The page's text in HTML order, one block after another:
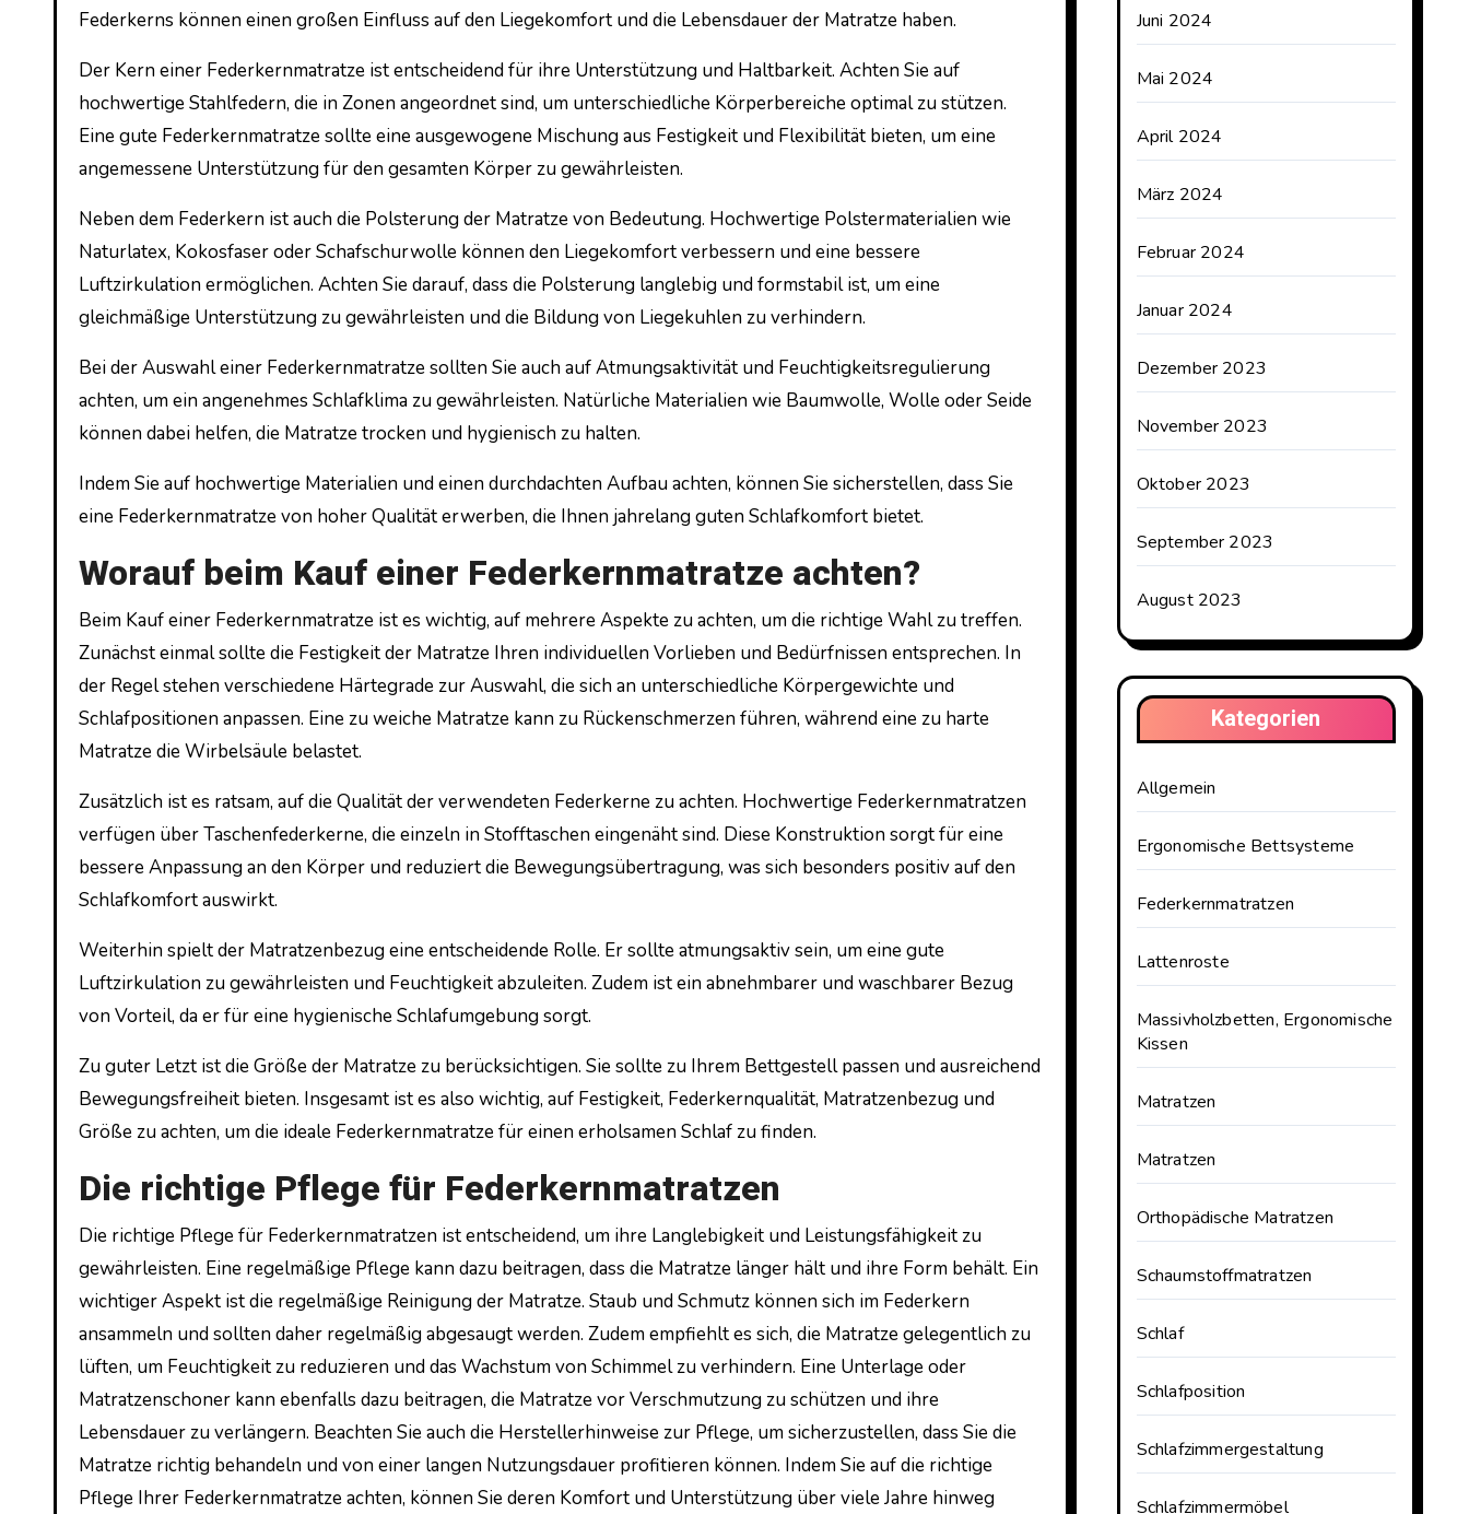
Federkerns können einen großen Einfluss auf den Liegekomfort und die Lebensdauer der Matratze haben.
Der Kern einer Federkernmatratze ist entscheidend für ihre Unterstützung und Haltbarkeit. Achten Sie auf
hochwertige Stahlfedern, die in Zonen angeordnet sind, um unterschiedliche Körperbereiche optimal zu stützen.
Eine gute Federkernmatratze sollte eine ausgewogene Mischung aus Festigkeit und Flexibilität bieten, um eine
angemessene Unterstützung für den gesamten Körper zu gewährleisten.
Neben dem Federkern ist auch die Polsterung der Matratze von Bedeutung. Hochwertige Polstermaterialien wie
Naturlatex, Kokosfaser oder Schafschurwolle können den Liegekomfort verbessern und eine bessere
Luftzirkulation ermöglichen. Achten Sie darauf, dass die Polsterung langlebig und formstabil ist, um eine
gleichmäßige Unterstützung zu gewährleisten und die Bildung von Liegekuhlen zu verhindern.
Bei der Auswahl einer Federkernmatratze sollten Sie auch auf Atmungsaktivität und Feuchtigkeitsregulierung
achten, um ein angenehmes Schlafklima zu gewährleisten. Natürliche Materialien wie Baumwolle, Wolle oder Seide
können dabei helfen, die Matratze trocken und hygienisch zu halten.
Indem Sie auf hochwertige Materialien und einen durchdachten Aufbau achten, können Sie sicherstellen, dass Sie
eine Federkernmatratze von hoher Qualität erwerben, die Ihnen jahrelang guten Schlafkomfort bietet.
Worauf beim Kauf einer Federkernmatratze achten?
Beim Kauf einer Federkernmatratze ist es wichtig, auf mehrere Aspekte zu achten, um die richtige Wahl zu treffen.
Zunächst einmal sollte die Festigkeit der Matratze Ihren individuellen Vorlieben und Bedürfnissen entsprechen. In
der Regel stehen verschiedene Härtegrade zur Auswahl, die sich an unterschiedliche Körpergewichte und
Schlafpositionen anpassen. Eine zu weiche Matratze kann zu Rückenschmerzen führen, während eine zu harte
Matratze die Wirbelsäule belastet.
Zusätzlich ist es ratsam, auf die Qualität der verwendeten Federkerne zu achten. Hochwertige Federkernmatratzen
verfügen über Taschenfederkerne, die einzeln in Stofftaschen eingenäht sind. Diese Konstruktion sorgt für eine
bessere Anpassung an den Körper und reduziert die Bewegungsübertragung, was sich besonders positiv auf den
Schlafkomfort auswirkt.
Weiterhin spielt der Matratzenbezug eine entscheidende Rolle. Er sollte atmungsaktiv sein, um eine gute
Luftzirkulation zu gewährleisten und Feuchtigkeit abzuleiten. Zudem ist ein abnehmbarer und waschbarer Bezug
von Vorteil, da er für eine hygienische Schlafumgebung sorgt.
Zu guter Letzt ist die Größe der Matratze zu berücksichtigen. Sie sollte zu Ihrem Bettgestell passen und ausreichend
Bewegungsfreiheit bieten. Insgesamt ist es also wichtig, auf Festigkeit, Federkernqualität, Matratzenbezug und
Größe zu achten, um die ideale Federkernmatratze für einen erholsamen Schlaf zu finden.
Die richtige Pflege für Federkernmatratzen
Die richtige Pflege für Federkernmatratzen ist entscheidend, um ihre Langlebigkeit und Leistungsfähigkeit zu
gewährleisten. Eine regelmäßige Pflege kann dazu beitragen, dass die Matratze länger hält und ihre Form behält. Ein
wichtiger Aspekt ist die regelmäßige Reinigung der Matratze. Staub und Schmutz können sich im Federkern
ansammeln und sollten daher regelmäßig abgesaugt werden. Zudem empfiehlt es sich, die Matratze gelegentlich zu
lüften, um Feuchtigkeit zu reduzieren und das Wachstum von Schimmel zu verhindern. Eine Unterlage oder
Matratzenschoner kann ebenfalls dazu beitragen, die Matratze vor Verschmutzung zu schützen und ihre
Lebensdauer zu verlängern. Beachten Sie auch die Herstellerhinweise zur Pflege, um sicherzustellen, dass Sie die
Matratze richtig behandeln und von einer langen Nutzungsdauer profitieren können. Indem Sie auf die richtige
Pflege Ihrer Federkernmatratze achten, können Sie deren Komfort und Unterstützung über viele Jahre hinweg
Juni 2024
Mai 2024
April 2024
März 2024
Februar 2024
Januar 2024
Dezember 2023
November 2023
Oktober 2023
September 2023
August 2023
Kategorien
Allgemein
Ergonomische Bettsysteme
Federkernmatratzen
Lattenroste
Massivholzbetten, Ergonomische
Kissen
Matratzen
Matratzen
Orthopädische Matratzen
Schaumstoffmatratzen
Schlaf
Schlafposition
Schlafzimmergestaltung
Schlafzimmermöbel